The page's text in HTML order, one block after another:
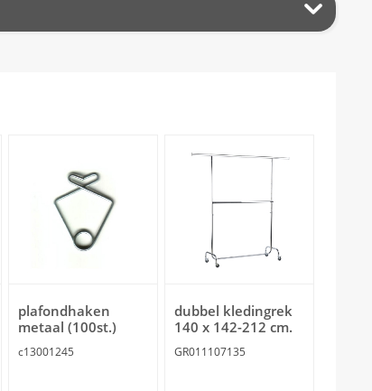
plafondhaken
metaal (100st.)
c13001245
dubbel kledingrek
140 x 142-212 cm.
GR011107135